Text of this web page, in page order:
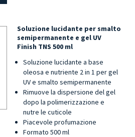
Soluzione lucidante per smalto
semipermanente e gel UV
Finish TNS 500 ml
Soluzione lucidante a base
oleosa e nutriente 2 in 1 per gel
UV e smalto semipermanente
Rimuove la dispersione del gel
dopo la polimerizzazione e
nutre le cuticole
Piacevole profumazione
Formato 500 ml